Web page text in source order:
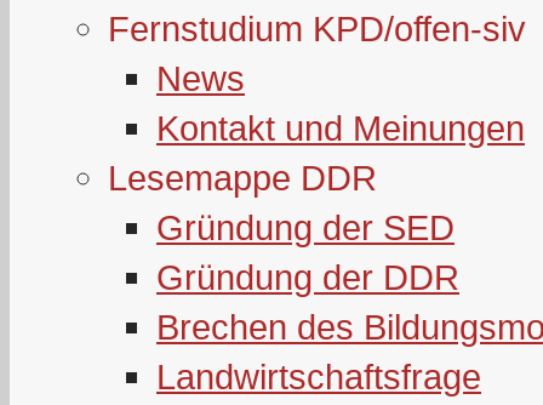
Fernstudium KPD/offen-siv
News
Kontakt und Meinungen
Lesemappe DDR
Gründung der SED
Gründung der DDR
Brechen des
Landwirtschaftsfrage